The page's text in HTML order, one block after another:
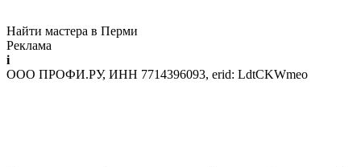
Найти мастера в Перми
Реклама
i
ООО ПРОФИ.РУ, ИНН 7714396093, erid: LdtCKWmeo